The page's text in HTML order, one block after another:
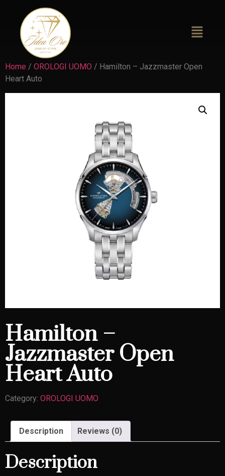
Home / OROLOGI UOMO / Hamilton – Jazzmaster Open
Heart Auto
Hamilton –
Jazzmaster Open
Heart Auto
Category: OROLOGI UOMO
Description Reviews (0)
Description